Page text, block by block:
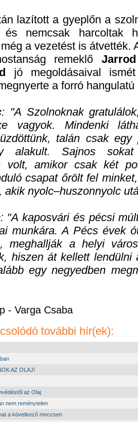
lazított a gyeplőn a
és nemcsak harcoltak
a vezetést is átvették.
remeklő
jó megoldásaival
a forró
:
A Szolnoknak
vagyok. Mindenki
talán csak
alakult. Sajnos
volt, amikor csak két
csapat őrölt fel
akik nyolc–huszonnyolc
:
A kaposvári és pécsi
munkára. A Pécs évek
meghallják a helyi
hiszen át kellett lendülni
egy negyedben
- Varga Csaba
további hír(ek):
AZ OLAJ!
az Olaj
nem reménytelen
a következő meccsen